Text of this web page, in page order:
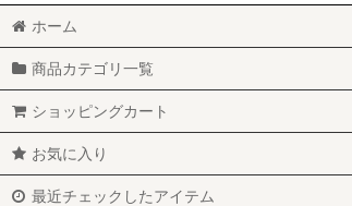
ホーム
商品カテゴリ一覧
ショッピングカート
お気に入り
最近チェックしたアイテム